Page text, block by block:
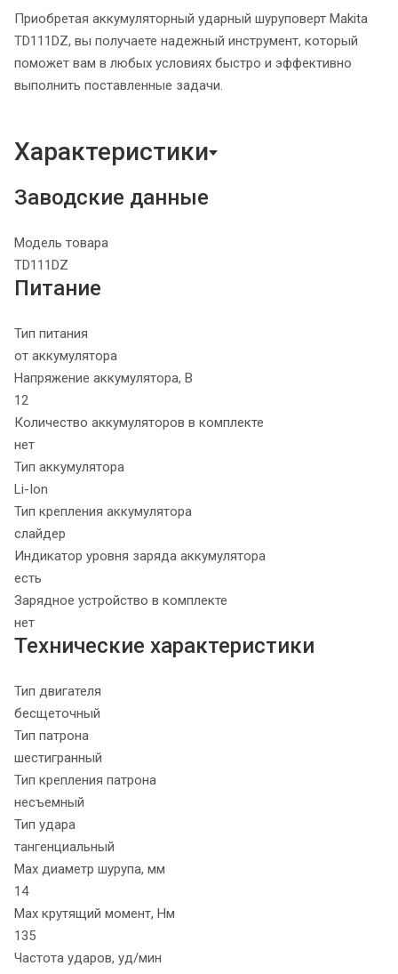
Приобретая аккумуляторный ударный шуруповерт Makita
TD111DZ, вы получаете надежный инструмент, который
поможет вам в любых условиях быстро и эффективно
выполнить поставленные задачи.
Характеристики
Заводские данные
Модель товара
TD111DZ
Питание
Тип питания
от аккумулятора
Напряжение аккумулятора, В
12
Количество аккумуляторов в комплекте
нет
Тип аккумулятора
Li-Ion
Тип крепления аккумулятора
слайдер
Индикатор уровня заряда аккумулятора
есть
Зарядное устройство в комплекте
нет
Технические характеристики
Тип двигателя
бесщеточный
Тип патрона
шестигранный
Тип крепления патрона
несъемный
Тип удара
тангенциальный
Max диаметр шурупа, мм
14
Max крутящий момент, Нм
135
Частота ударов, уд/мин